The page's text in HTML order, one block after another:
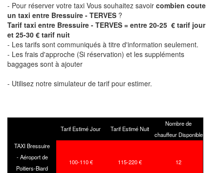
- Pour réserver votre taxi Vous souhaitez savoir combien coute
un taxi entre Bressuire - TERVES ?
Tarif taxi entre Bressuire - TERVES = entre 20-25 € tarif jour
et 25-30 € tarif nuit
- Les tarifs sont communiqués à titre d'information seulement.
- Les frais d'approche (Si réservation) et les suppléments
baggages sont à ajouter
- Utilisez notre simulateur de tarif pour estimer.
Tarif Estimé Jour Tarif Estimé Nuit
Nombre de
chauffeur Disponible
TAXI Bressuire
- Aéroport de
Poitiers-Biard
100-110 € 115-220 € 12